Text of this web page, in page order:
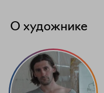
О художнике